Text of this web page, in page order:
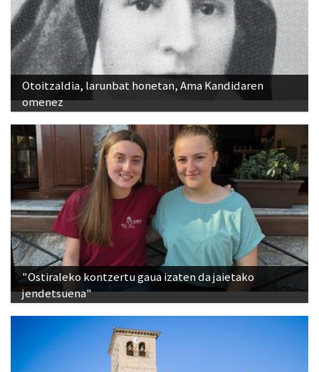
Otoitzaldia, larunbat honetan, Ama Kandidaren
omenez
"Ostiraleko kontzertu gaua izaten da jaietako
jendetsuena"